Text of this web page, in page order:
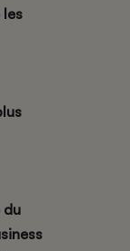
les
du